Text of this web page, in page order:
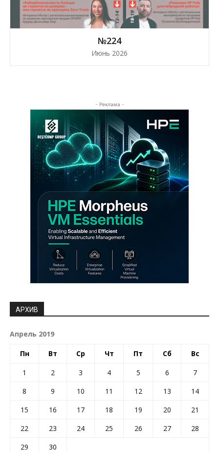
№224
Июнь 2026
- Реклама -
АРХИВ
Апрель 2019
Пн Вт Ср Чт Пт Сб Вс
1 2 3 4 5 6
7
8
9 10 11 12 13
14
15
16 17 18 19 20
21
22
23 24 25 26 27
28
29
30